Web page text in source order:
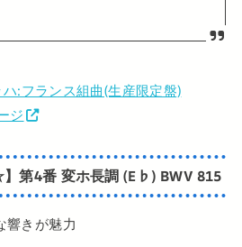
:フランス組曲(生産限定盤)
ジ
第4番 変ホ長調 (E♭) BWV 815
響きが魅力